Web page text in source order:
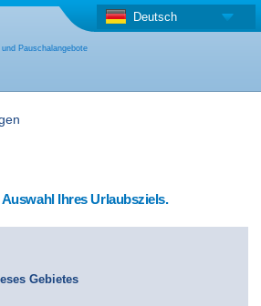
Pauschalangebote
Deutsch
Ihres Urlaubsziels.
Gebietes